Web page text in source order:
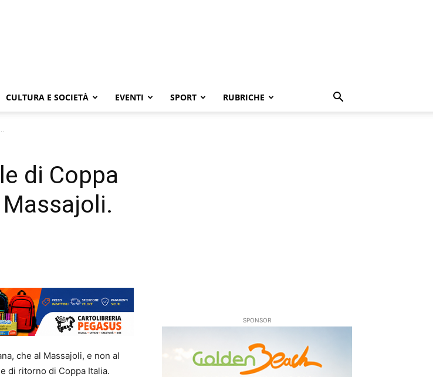
CULTURA E SOCIETÀ EVENTI SPORT RUBRICHE
di Coppa
che al Massajoli, e non al
di ritorno di Coppa Italia.
SPONSOR